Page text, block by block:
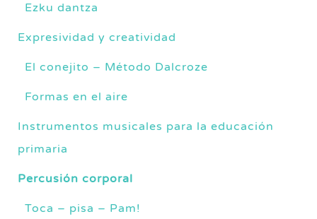
Ezku dantza
Expresividad y creatividad
El conejito – Método Dalcroze
Formas en el aire
Instrumentos musicales para la educación
primaria
Percusión corporal
Toca – pisa – Pam!